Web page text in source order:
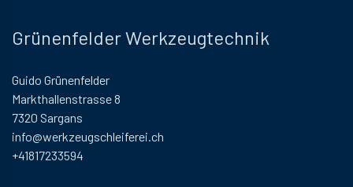
Grünenfelder Werkzeugtechnik
Guido Grünenfelder
Markthallenstrasse 8
7320 Sargans
info@werkzeugschleiferei.ch
+41817233594